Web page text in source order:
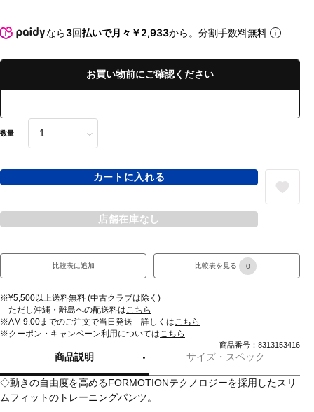
なら3回払いで月々￥2,933から。分割手数料無料
お買い物前にご確認ください
数量
カートに入れる
店舗在庫なし
比較表に追加 比較表を見る 0
※¥5,500以上送料無料 (中古クラブは除く)
ただし沖縄・離島への配送料はこちら
※AM 9:00までのご注文で当日発送 詳しくはこちら
※クーポン・キャンペーン利用についてはこちら
商品番号：8313153416
商品説明 サイズ・スペック
◇動きの自由度を高めるFORMOTIONテクノロジーを採用したスリ
ムフィットのトレーニングパンツ。